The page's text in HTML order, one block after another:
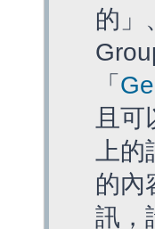
的」
「
且可
上
的內
訊，